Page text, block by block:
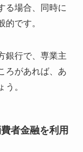
る場合、同時に
です。
銀行で、専業主
ろがあれば、あ
。
者金融を利用